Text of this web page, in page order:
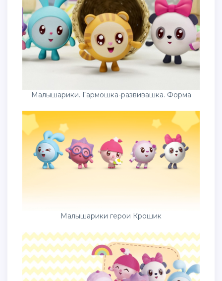
Малышарики. Гармошка-развивашка. Форма
Малышарики герои Крошик